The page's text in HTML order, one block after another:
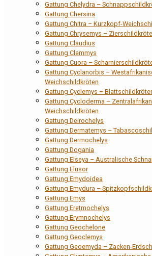
Gattung Chelydra –
Gattung Chersina
Gattung Chitra – Kurzkopf-
Gattung Chrysemys –
Gattung Claudius
Gattung Clemmys
Gattung Cuora –
Gattung Cyclanorbis –
Weichschildkröten
Gattung Cyclemys –
Gattung Cycloderma –
Weichschildkröten
Gattung Deirochelys
Gattung Dermatemys –
Gattung Dermochelys
Gattung Dogania
Gattung Elseya – Australische
Gattung Elusor
Gattung Emydoidea
Gattung Emydura –
Gattung Emys
Gattung Eretmochelys
Gattung Erymnochelys
Gattung Geochelone
Gattung Geoclemys
Gattung Geoemyda – Zacken-